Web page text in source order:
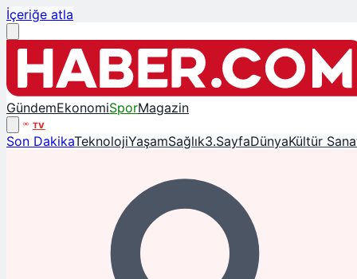
İçeriğe atla
GündemEkonomiSporMagazin
TV
Son DakikaTeknolojiYaşamSağlık3.SayfaDünyaKültür